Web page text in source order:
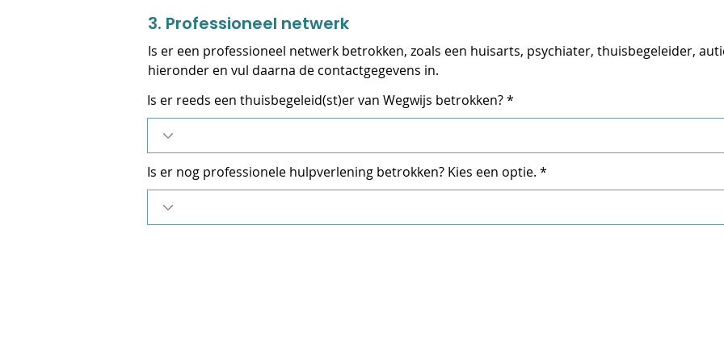
3. Professioneel netwerk
Is er een professioneel netwerk betrokken, zoals een huisarts, psychiater, thuisbegeleider,
hieronder en vul daarna de contactgegevens in.
Is er reeds een thuisbegeleid(st)er van Wegwijs betrokken?
Is er nog professionele hulpverlening betrokken? Kies een optie.